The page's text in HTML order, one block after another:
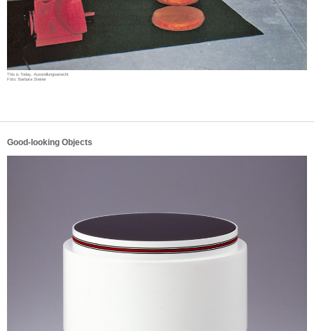
This is Today, Ausstellungsansicht
Foto: Barbara Steiner
Good-looking Objects